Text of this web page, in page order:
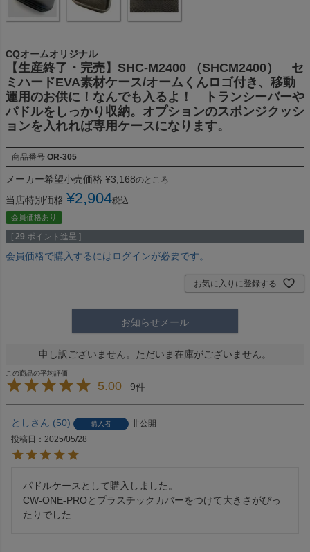
CQオームオリジナル
【生産終了・完売】SHC-M2400 （SHCM2400） セ
ミハードEVA素材ケース/オームくんロゴ付き、移動
運用のお供に！なんでも入るよ！ トランシーバーや
パドルをしっかり収納。オプションのスポンジクッシ
ョンを入れれば専用ケースになります。
商品番号 OR-305
メーカー希望小売価格 ¥3,168のところ
当店特別価格 ¥2,904税込
会員価格あり
[ 29 ポイント進呈 ]
会員価格で購入するにはログインが必要です。
お気に入りに登録する
お知らせメール
申し訳ございません。ただいま在庫がございません。
5.00 9
とし 50 購入者
非公開
投稿日
2025/05/28
パドルケースとして購入しました。
CW-ONE-PROとプラスチックカバーをつけて大きさがぴっ
たりでした